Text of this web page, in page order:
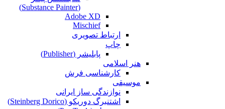
(Substance Painter)
Adobe XD
Mischief
ارتباط تصویری
چاپ
پابلیشر (Publisher)
هنر اسلامی
کارشناسی فرش
موسیقی
نوازندگی ساز ایرانی
اشتنبرگ دوریکو (Steinberg Dorico)